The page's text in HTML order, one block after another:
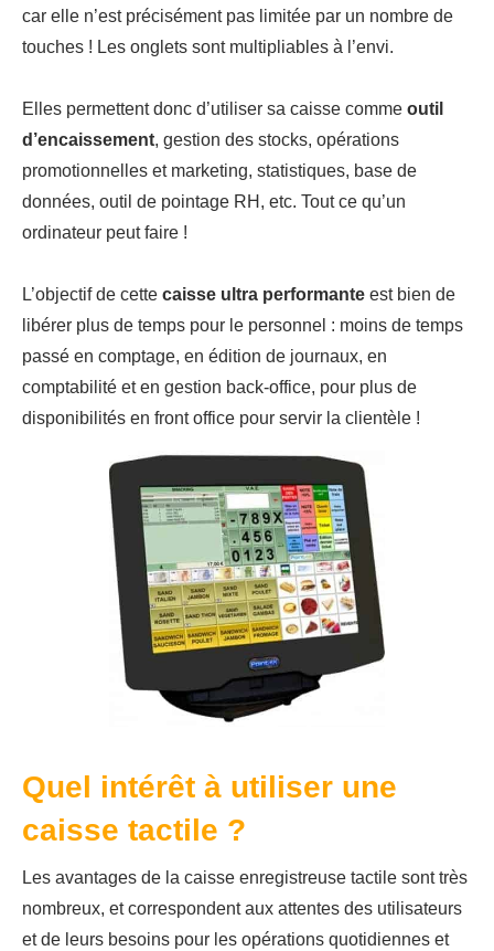
car elle n’est précisément pas limitée par un nombre de
touches ! Les onglets sont multipliables à l’envi.
Elles permettent donc d’utiliser sa caisse comme outil
d’encaissement, gestion des stocks, opérations
promotionnelles et marketing, statistiques, base de
données, outil de pointage RH, etc. Tout ce qu’un
ordinateur peut faire !
L’objectif de cette caisse ultra performante est bien de
libérer plus de temps pour le personnel : moins de temps
passé en comptage, en édition de journaux, en
comptabilité et en gestion back-office, pour plus de
disponibilités en front office pour servir la clientèle !
Quel intérêt à utiliser une
caisse tactile ?
Les avantages de la caisse enregistreuse tactile sont très
nombreux, et correspondent aux attentes des utilisateurs
et de leurs besoins pour les opérations quotidiennes et